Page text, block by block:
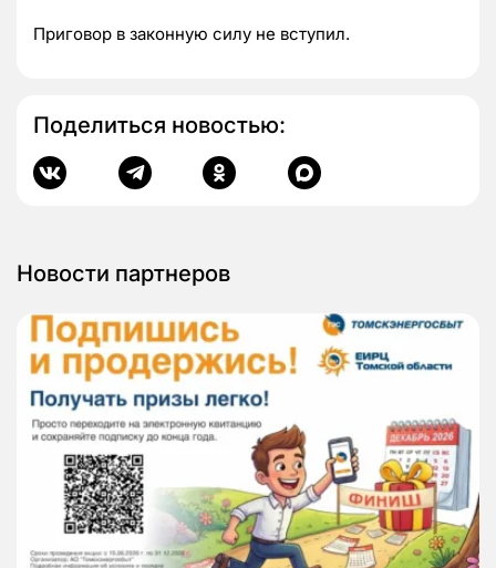
Приговор в законную силу не вступил.
Поделиться новостью:
Новости партнеров